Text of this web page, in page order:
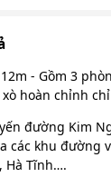
- Gồm 3
hoàn chỉnh
đường Kim
các khu đường
Hà Tĩnh….